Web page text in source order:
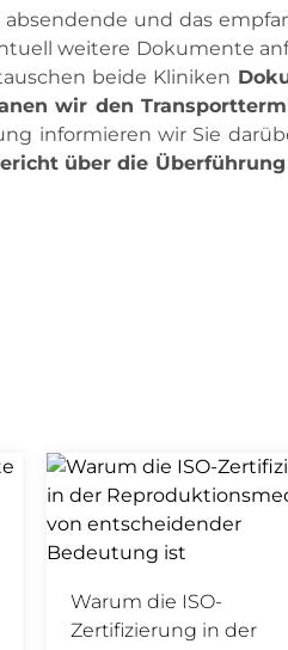
absendende und das
weitere Dokumente
beide Kliniken
wir den
informieren wir Sie
über die
Warum die ISO-
Zertifizierung in der